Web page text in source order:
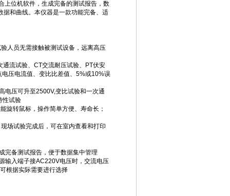
上位机软件，生成完备的测试报告，数
据和曲线。本仪器是一款功能完备、适
人员无需接触被测试设备，远离高压
流试验、CT交流耐压试验、PT伏安
压电流值、变比比差值、5%或10%误
电压可升至2500V,变比试验和一次通
性试验
旋转鼠标，操作简单方便、寿命长；
场试验完成后，可在室内查看和打印
完备测试报告，便于数据集中管理
输入端子接AC220V电压时，交流电压
根据实际需要进行选择